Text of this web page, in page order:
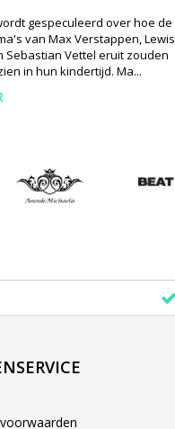
gespeculeerd over hoe de
van Max Verstappen, Lewis
Sebastian Vettel eruit zouden
in hun kindertijd. Ma...